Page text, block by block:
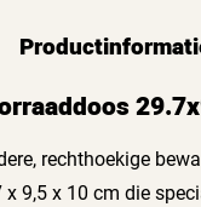
rechthoekige
x 9,5 x 10 cm die